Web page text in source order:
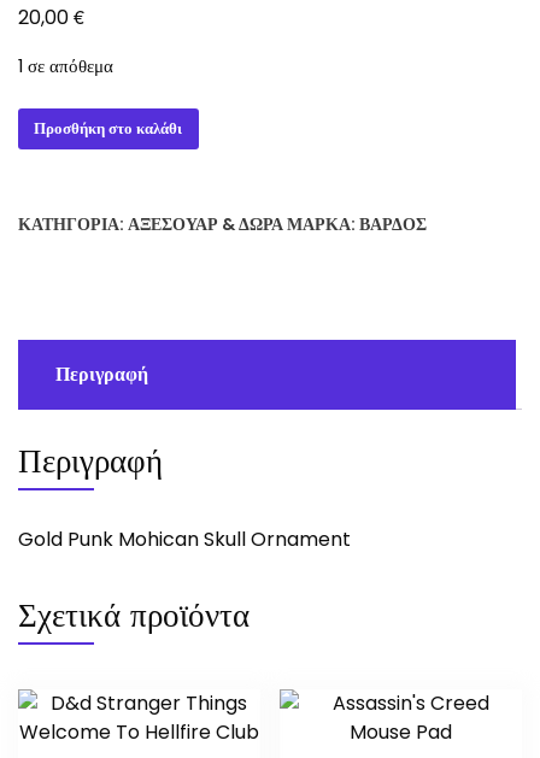
20,00€
1 σε απόθεμα
Gold
Punk
Ornament
Προσθήκη στο καλάθι
ΚΑΤΗΓΟΡΊΑ: ΑΞΕΣΟΥΆΡ & ΔΏΡΑΜΆΡΚΑ: ΒΆΡΔΟΣ
Περιγραφή
Περιγραφή
Gold Punk Mohican Skull Ornament
Σχετικά προϊόντα